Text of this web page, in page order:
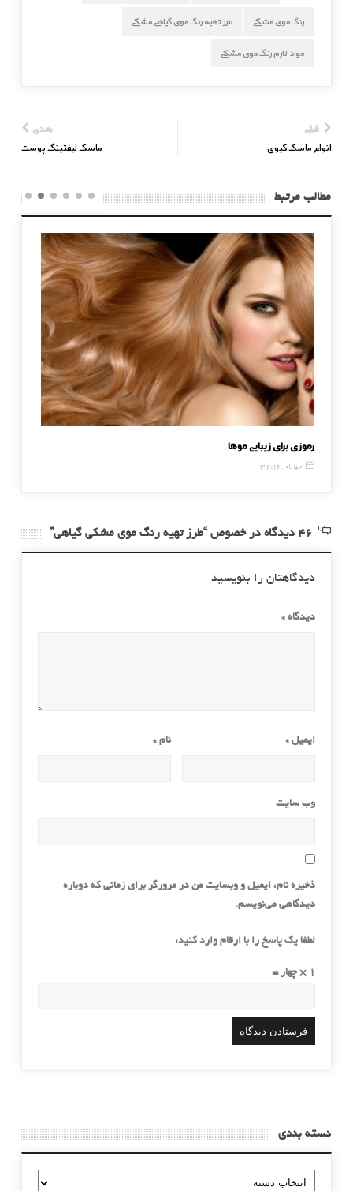
رنگ موی مشکی طرز تهیه رنگ موی گیاهی مشکی
مواد لازم رنگ موی مشکی
قبلی
انواع ماسک کیوی
بعدی
ماسک لیفتینگ پوست
مطالب مرتبط
رموزی برای زیبایی موها
3 جولای, 2016
دیدگاهتان را بنویسید
دیدگاه *
نام* ایمیل *
وب‌ سایت
ذخیره نام، ایمیل و وبسایت من در مرورگر برای زمانی که دوباره
دیدگاهی می‌نویسم.
لطفا یک پاسخ را با ارقام وارد کنید:
1 × چهار =
دسته بندی
دسته